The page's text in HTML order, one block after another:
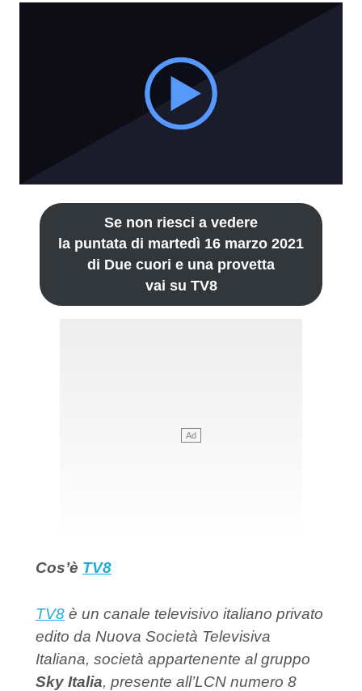
Se non riesci a vedere
la puntata di martedì 16 marzo 2021
di Due cuori e una provetta
vai su TV8
Cos’è TV8
TV8 è un canale televisivo italiano privato
edito da Nuova Società Televisiva
Italiana, società appartenente al gruppo
Sky Italia, presente all’LCN numero 8